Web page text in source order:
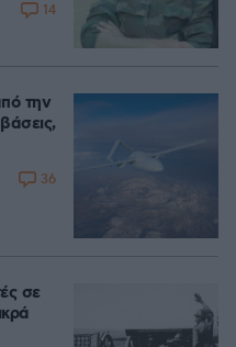
14
την
36
σε